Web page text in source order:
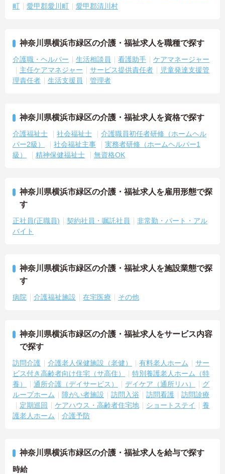
町
愛甲郡愛川町 愛甲郡清川村
神奈川県横浜市緑区の介護・福祉求人を職種で探す
介護職・ヘルパー 生活相談員 看護助手
ケアマネージャー
主任ケアマネジャー
サービス提供責任者
児童発達支援管
理責任者
生活支援員 管理者
神奈川県横浜市緑区の介護・福祉求人を資格で探す
介護福祉士 社会福祉士
介護職員初任者研修（ホームヘル
パー2級）
社会福祉主事
実務者研修（ホームヘルパー1
級）
精神保健福祉士 無資格OK
神奈川県横浜市緑区の介護・福祉求人を雇用形態で探
す
正社員(正職員) 契約社員・嘱託社員
非常勤・パート・アル
バイト
神奈川県横浜市緑区の介護・福祉求人を施設業態で探
す
病院 介護福祉施設 在宅医療 その他
神奈川県横浜市緑区の介護・福祉求人をサービス内容
で探す
訪問介護 介護老人保健施設（老健） 有料老人ホーム
サー
ビス付き高齢者向け住宅（サ高住）
特別養護老人ホーム（特
養）
通所介護（デイサービス） デイケア（通所リハ）
グ
ループホーム
障がい者施設 訪問入浴 訪問看護
訪問診療
定期巡回
ケアハウス・高齢者住宅地 ショートステイ
養
護老人ホーム
介護予防
神奈川県横浜市緑区の介護・福祉求人を給与で探す
時給